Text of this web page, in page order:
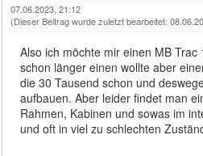
07.06.2023, 21:12
(Dieser Beitrag wurde zuletzt bearbeitet:
Also ich möchte mir einen MB Trac
schon länger einen wollte aber
die 30 Tausend schon und
aufbauen. Aber leider findet man
Rahmen, Kabinen und sowas im
und oft in viel zu schlechten